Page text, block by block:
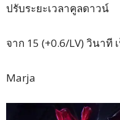
ปรับระยะเวลาคูลดาวน์
จาก 15 (+0.6/LV) วินาที
Marja